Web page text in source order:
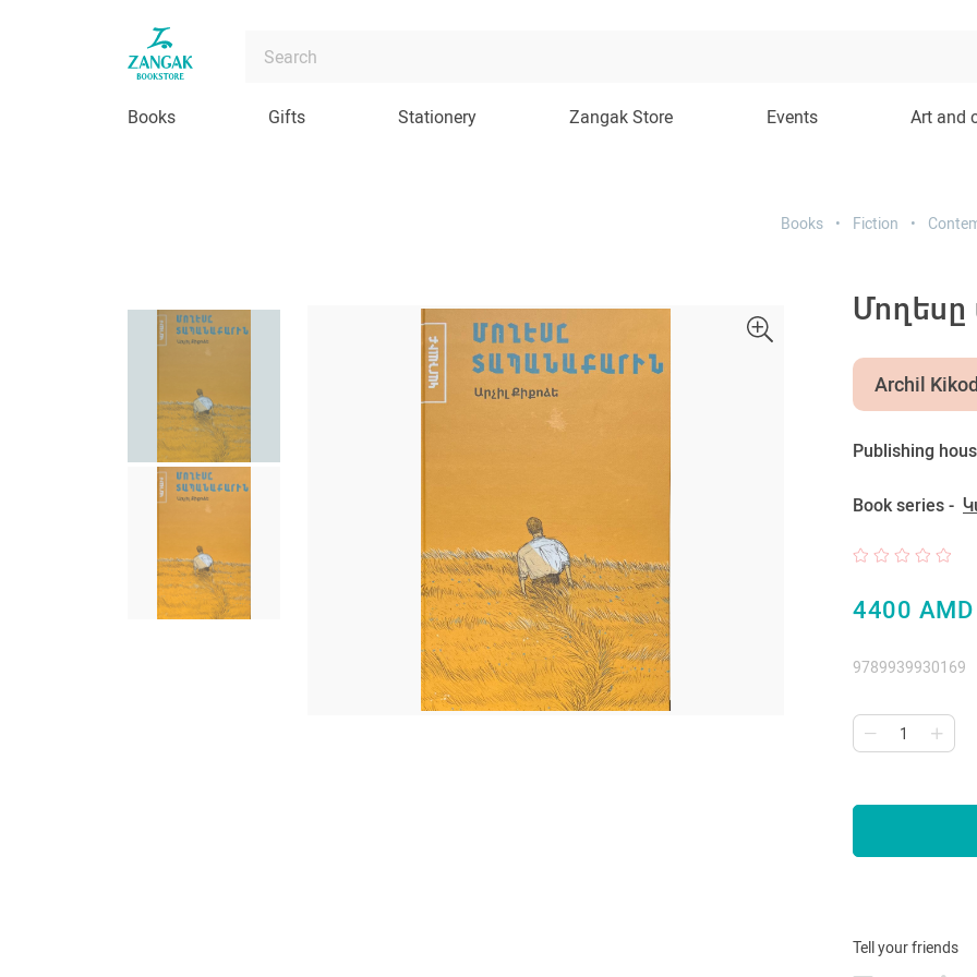
Books Gifts Stationery Zangak Store Events Art and
Books Fiction
Archil
Publishing
Book series -
4400 AMD
9789939930169
Tell your friends